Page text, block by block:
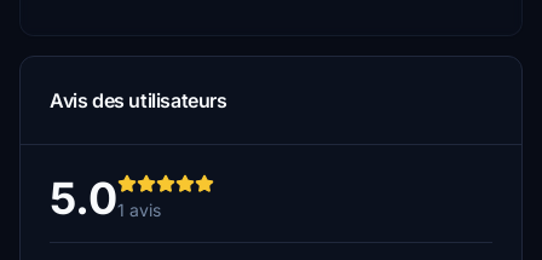
Avis des utilisateurs
5.01 avis